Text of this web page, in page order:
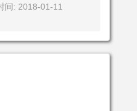
间: 2018-01-11